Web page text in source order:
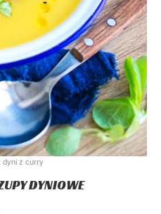
dyni z curry
DYNIOWE